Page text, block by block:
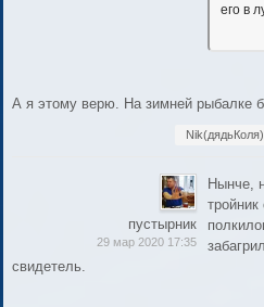
его в
А я этому верю. На зимней рыбалке
пустырник
29 мар 2020 17:35
Нынче,
свидетель.